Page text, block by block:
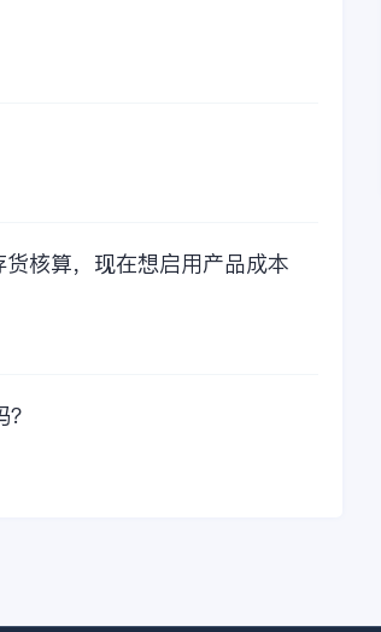
核算，现在想启用产品成本